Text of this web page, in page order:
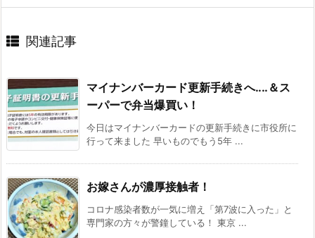
関連記事
マイナンバーカード更新手続きへ‥‥＆ス
ーパーで弁当爆買い！
今日はマイナンバーカードの更新手続きに市役所に
行って来ました 早いものでもう5年 ...
お嫁さんが濃厚接触者！
コロナ感染者数が一気に増え「第7波に入った」と
専門家の方々が警鐘している！ 東京 ...